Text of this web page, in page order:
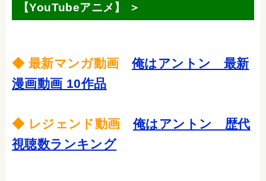
【YouTubeアニメ】 ＞
◆ 最新マンガ動画俺はアントン 最新
漫画動画 10作品
◆ レジェンド動画俺はアントン 歴代
視聴数ランキング